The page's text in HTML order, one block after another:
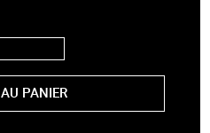
PANIER